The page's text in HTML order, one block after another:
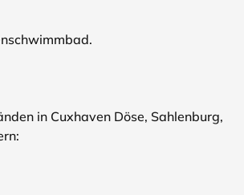
in Cuxhaven Döse, Sahlenburg,